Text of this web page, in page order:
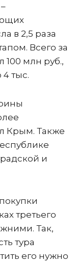
в 2,5 раза
Всего за
млн руб.,
тыс.
Крым. Также
и
покупки
третьего
Так,
тура
его нужно